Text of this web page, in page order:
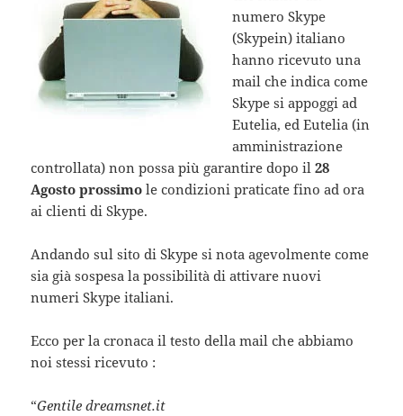
numero Skype
(Skypein) italiano
hanno ricevuto una
mail che indica come
Skype si appoggi ad
Eutelia, ed Eutelia (in
amministrazione
controllata) non possa più garantire dopo il28
Agosto prossimo le condizioni praticate fino ad ora
ai clienti di Skype.
Andando sul sito di Skype si nota agevolmente come
sia già sospesa la possibilità di attivare nuovi
numeri Skype italiani.
Ecco per la cronaca il testo della mail che abbiamo
noi stessi ricevuto :
“Gentile dreamsnet.it